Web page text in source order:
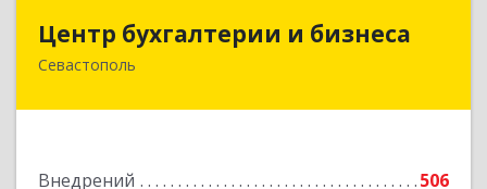
Центр бухгалтерии и бизнеса
Севастополь
Внедрений
506
Центр бухгалтерии и бизнеса
299026, Севастополь г, Качинский туп, дом №